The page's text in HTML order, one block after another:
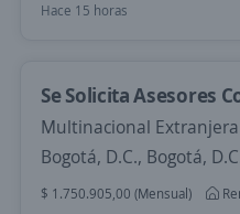
Hace 15 horas
Se Solicita Asesores
Multinacional Extranjera
Bogotá, D.C., Bogotá,
$ 1.750.905,00 (Mensual)